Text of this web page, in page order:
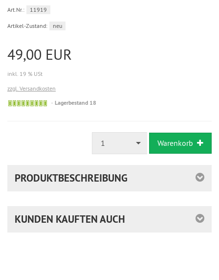
Art.Nr.: 11919
Artikel-Zustand: neu
49,00 EUR
inkl. 19 % USt
zzgl. Versandkosten
Lagerbestand 18
1 Warenkorb
PRODUKTBESCHREIBUNG
KUNDEN KAUFTEN AUCH